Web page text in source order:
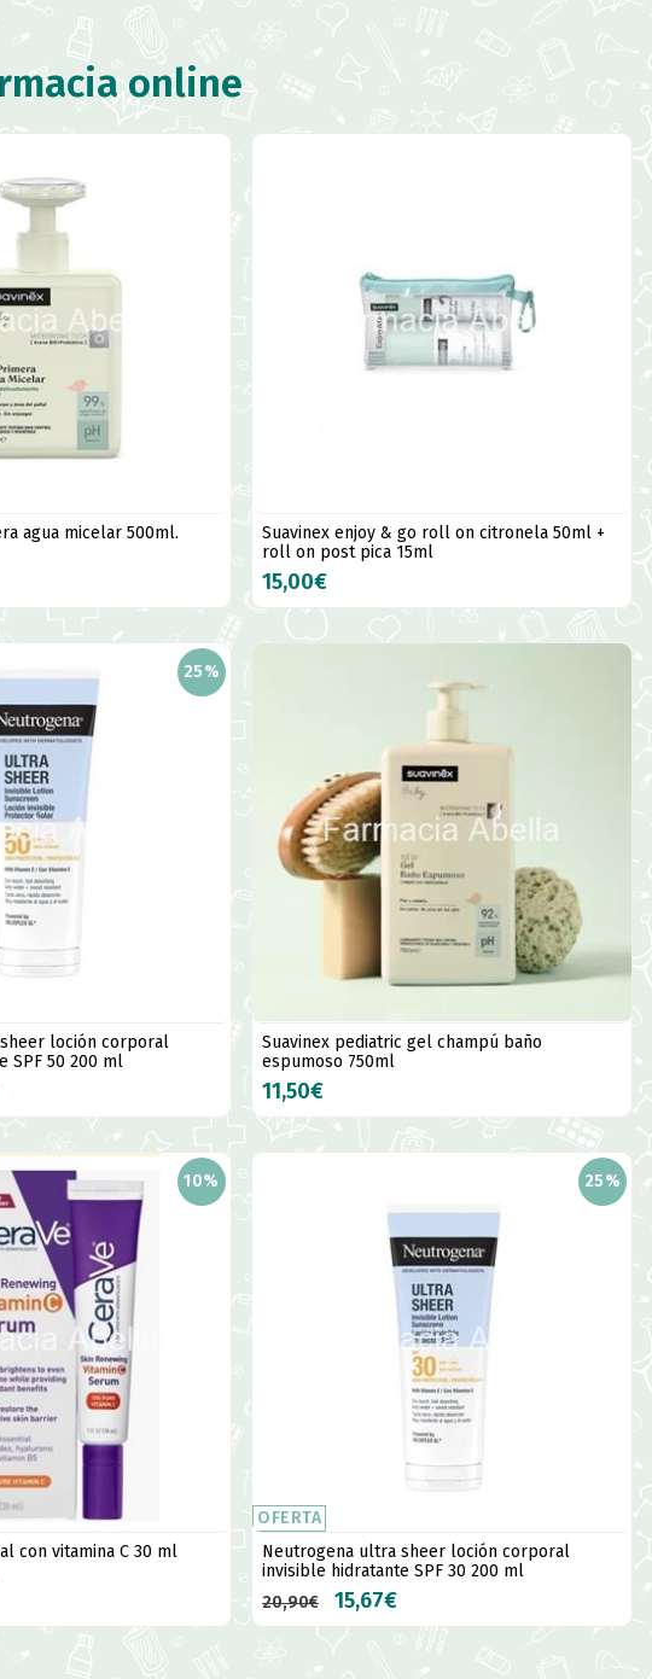
online
agua micelar 500ml.
Suavinex enjoy & go roll on citronela 50ml +
roll on post pica 15ml
15,00€
25%
loción corporal
SPF 50 200 ml
Suavinex pediatric gel champú baño
espumoso 750ml
11,50€
10%
con vitamina C 30 ml
25%
OFERTA
Neutrogena ultra sheer loción corporal
invisible hidratante SPF 30 200 ml
20,90€
15,67€